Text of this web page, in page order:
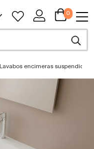
0
Lavabos encimeras suspendidos